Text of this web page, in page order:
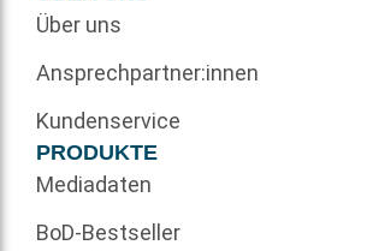
Über uns
Ansprechpartner:innen
Kundenservice
PRODUKTE
Mediadaten
BoD-Bestseller